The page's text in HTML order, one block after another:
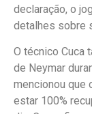
declaração, o
detalhes sobre
O técnico Cuca
de Neymar
mencionou que
estar 100%